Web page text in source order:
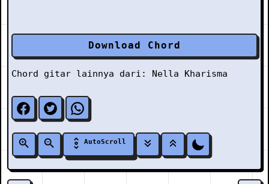
Download Chord
Chord gitar lainnya dari: Nella Kharisma
AutoScroll